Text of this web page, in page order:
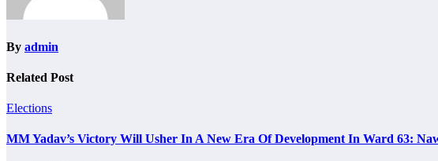
By admin
Related Post
Elections
MM Yadav’s Victory Will Usher In A New Era Of Development In Ward 63: